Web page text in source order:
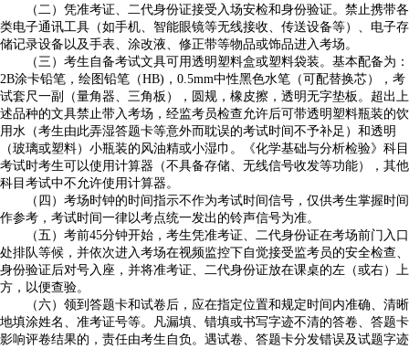
（二）凭准考证、二代身份证接受入场安检和身份验证。禁止携带各
类电子通讯工具（如手机、智能眼镜等无线接收、传送设备等）、电子存
储记录设备以及手表、涂改液、修正带等物品或饰品进入考场。
（三）考生自备考试文具可用透明塑料盒或塑料袋装。基本配备为：
2B涂卡铅笔，绘图铅笔（HB)，0.5mm中性黑色水笔（可配替换芯），考
试套尺一副（量角器、三角板），圆规，橡皮擦，透明无字垫板。超出上
述品种的文具禁止带入考场，经监考员检查允许后可带透明塑料瓶装的饮
用水（考生由此弄湿答题卡等意外而耽误的考试时间不予补足）和透明
（玻璃或塑料）小瓶装的风油精或小湿巾。《化学基础与分析检验》科目
考试时考生可以使用计算器（不具备存储、无线信号收发等功能），其他
科目考试中不允许使用计算器。
（四）考场时钟的时间指示不作为考试时间信号，仅供考生掌握时间
作参考，考试时间一律以考点统一发出的铃声信号为准。
（五）考前45分钟开始，考生凭准考证、二代身份证在考场前门入口
处排队等候，并依次进入考场在视频监控下自觉接受监考员的安全检查、
身份验证后对号入座，并将准考证、二代身份证放在课桌的左（或右）上
方，以便查验。
（六）领到答题卡和试卷后，应在指定位置和规定时间内准确、清晰
地填涂姓名、准考证号等。凡漏填、错填或书写字迹不清的答卷、答题卡
影响评卷结果的，责任由考生自负。遇试卷、答题卡分发错误及试题字迹